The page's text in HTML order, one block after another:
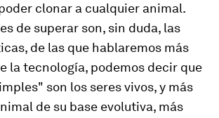
clonar a cualquier animal.
de superar son, sin duda, las
de las que hablaremos más
la tecnología, podemos decir que
son los seres vivos, y más
de su base evolutiva, más